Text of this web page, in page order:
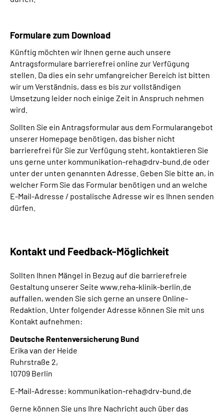
Formulare zum Download
Künftig möchten wir Ihnen gerne auch unsere
Antragsformulare barrierefrei online zur Verfügung
stellen. Da dies ein sehr umfangreicher Bereich ist bitten
wir um Verständnis, dass es bis zur vollständigen
Umsetzung leider noch einige Zeit in Anspruch nehmen
wird.
Sollten Sie ein Antragsformular aus dem Formularangebot
unserer Homepage benötigen, das bisher nicht
barrierefrei für Sie zur Verfügung steht, kontaktieren Sie
uns gerne unter kommunikation-reha@drv-bund.de oder
unter der unten genannten Adresse. Geben Sie bitte an, in
welcher Form Sie das Formular benötigen und an welche
E-Mail-Adresse / postalische Adresse wir es Ihnen senden
dürfen.
Kontakt und Feedback-Möglichkeit
Sollten Ihnen Mängel in Bezug auf die barrierefreie
Gestaltung unserer Seite www.reha-klinik-berlin.de
auffallen, wenden Sie sich gerne an unsere Online-
Redaktion. Unter folgender Adresse können Sie mit uns
Kontakt aufnehmen:
Deutsche Rentenversicherung Bund
Erika van der Heide
Ruhrstraße 2,
10709 Berlin
E-Mail-Adresse: kommunikation-reha@drv-bund.de
Gerne können Sie uns Ihre Nachricht auch über das